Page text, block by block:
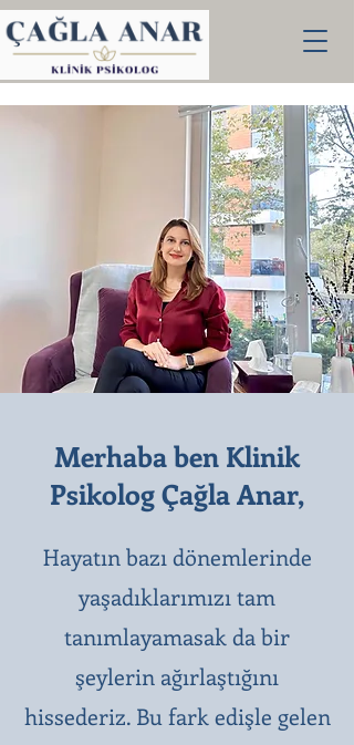
Merhaba ben Klinik
Psikolog Çağla Anar,
Hayatın bazı dönemlerinde
yaşadıklarımızı tam
tanımlayamasak da bir
şeylerin ağırlaştığını
hissederiz. Bu fark edişle gelen